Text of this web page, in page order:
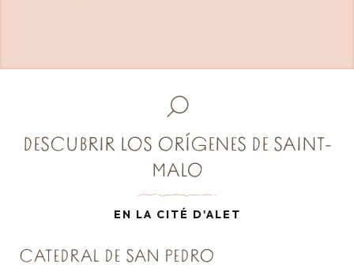
DESCUBRIR LOS ORÍGENES DE SAINT-
MALO
EN LA CITÉ D'ALET
CATEDRAL DE SAN PEDRO